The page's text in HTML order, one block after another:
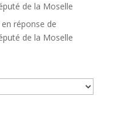
de la Moselle
réponse de
de la Moselle